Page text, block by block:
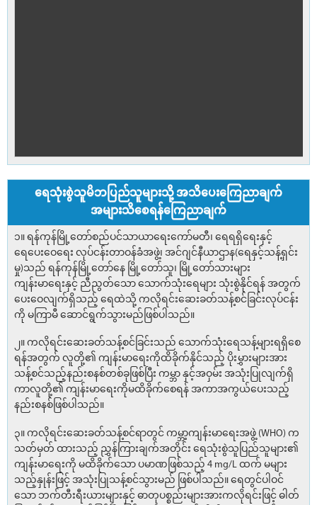
ရေသုံးစွဲသူမိဘပြည်သူများသို့ အသိပေးကြေညာချက်
အများသိစေရန်ကြေညာချက်
၁။ ရန်ကုန်မြို့တော်စည်ပင်သာယာရေးကော်မတီ၊ ရေရရှိရေးနှင့်
ရေပေးဝေရေး လုပ်ငန်းတာဝန်ခံအဖွဲ့၊ အင်ဂျင်နီယာဌာန(ရေနှင့်သန့်ရှင်း
မှု)သည် ရန်ကုန်မြို့တော်နေ မြို့တော်သူ၊ မြို့တော်သားများ
ကျန်းမာရေးနှင့် ညီညွတ်သော သောက်သုံးရေများ သုံးစွဲနိုင်ရန် အတွက်
ပေးဝေလျက်ရှိသည့် ရေထဲသို့ ကလိုရင်းဆေးခတ်သန့်စင်ခြင်းလုပ်ငန်း
ကို မကြာမီ ဆောင်ရွက်သွားမည်ဖြစ်ပါသည်။
၂။ ကလိုရင်းဆေးခတ်သန့်စင်ခြင်းသည် သောက်သုံးရေသန့်များရရှိစေ
ရန်အတွက် လူတို့၏ ကျန်းမာရေးကိုထိခိုက်နိုင်သည့် ပိုးမွှားများအား
သန့်စင်သည့်နည်းစနစ်တစ်ခုဖြစ်ပြီး ကမ္ဘာ နှင့်အဝှမ်း အသုံးပြုလျက်ရှိ
ကာလူတို့၏ ကျန်းမာရေးကိုမထိခိုက်စေရန် အကာအကွယ်ပေးသည့်
နည်းစနစ်ဖြစ်ပါသည်။
၃။ ကလိုရင်းဆေးခတ်သန့်စင်ရာတွင် ကမ္ဘာ့ကျန်းမာရေးအဖွဲ့ (WHO) က
သတ်မှတ် ထားသည့် ညွှန်ကြားချက်အတိုင်း ရေသုံးစွဲသူပြည်သူများ၏
ကျန်းမာရေးကို မထိခိုက်သော ပမာဏဖြစ်သည့် 4 mg/L ထက် မများ
သည့်နှုန်းဖြင့် အသုံးပြုသန့်စင်သွားမည် ဖြစ်ပါသည်။ ရေတွင်ပါဝင်
သော ဘက်တီးရီးယားများနှင့် ဓာတုပစ္စည်းများအားကလိုရင်းဖြင့် ဓါတ်